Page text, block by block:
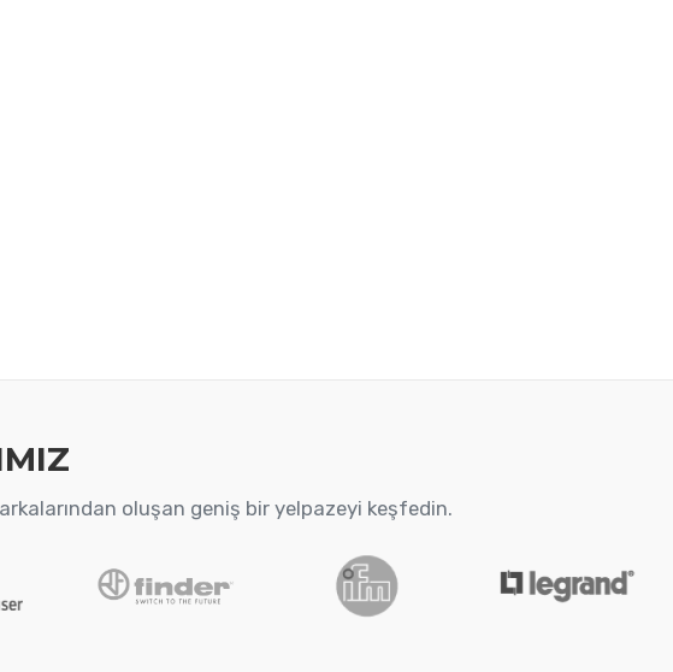
oluşan geniş bir yelpazeyi keşfedin.